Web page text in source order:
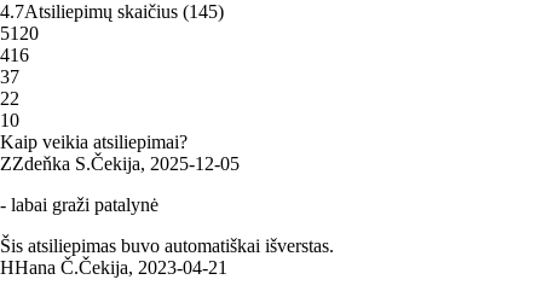
4.7Atsiliepimų skaičius (145)
5120
416
37
22
10
Kaip veikia atsiliepimai?
ZZdeňka S.Čekija, 2025‑12‑05
- labai graži patalynė
Šis atsiliepimas buvo automatiškai išverstas.
HHana Č.Čekija, 2023‑04‑21